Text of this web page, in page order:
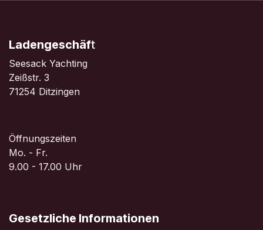
Ladengeschäft
Seesack Yachting
Zeißstr. 3
71254 Ditzingen
Öffnungszeiten
Mo. - Fr.
9.00 - 17.00 Uhr
Gesetzliche Informationen